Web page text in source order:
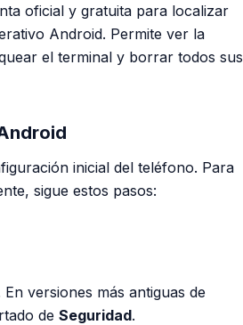
oficial y gratuita para localizar
Android. Permite ver la
el terminal y borrar todos sus
inicial del teléfono. Para
sigue estos pasos:
En versiones más antiguas de
de Seguridad.